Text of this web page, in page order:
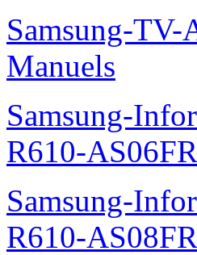
Samsung-
Manuels
Samsung-
R610-
Samsung-
R610-